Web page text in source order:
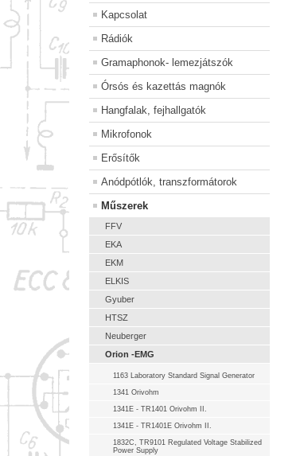
Kapcsolat
Rádiók
Gramaphonok- lemezjátszók
Órsós és kazettás magnók
Hangfalak, fejhallgatók
Mikrofonok
Erősítők
Anódpótlók, transzformátorok
Műszerek
FFV
EKA
EKM
ELKIS
Gyuber
HTSZ
Neuberger
Orion -EMG
1163 Laboratory Standard Signal Generator
1341 Orivohm
1341E - TR1401 Orivohm II.
1341E - TR1401E Orivohm II.
1832C, TR9101 Regulated Voltage Stabilized
Power Supply